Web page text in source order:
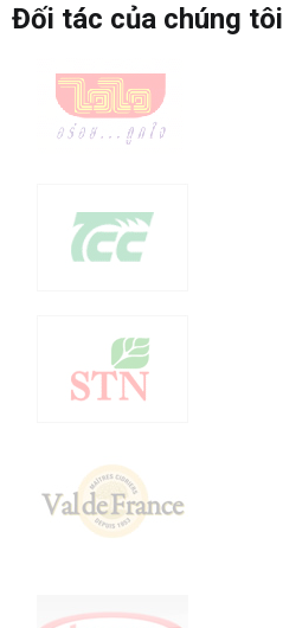
Đối tác của chúng tôi